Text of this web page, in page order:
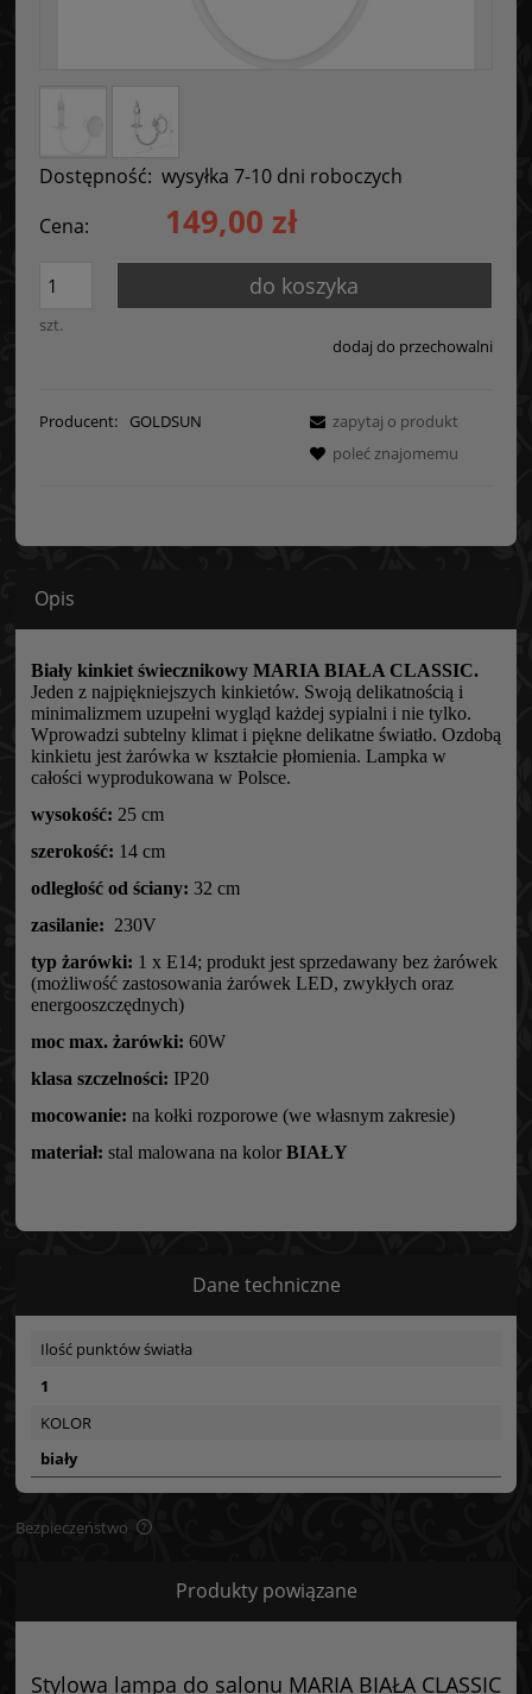
Dostępność: wysyłka 7-10 dni roboczych
Cena:
149,00 zł
szt.
do koszyka
dodaj do przechowalni
Producent: GOLDSUN
zapytaj o produkt
poleć znajomemu
Opis
Biały kinkiet świecznikowy MARIA BIAŁA CLASSIC.
Jeden z najpiękniejszych kinkietów. Swoją delikatnością i
minimalizmem uzupełni wygląd każdej sypialni i nie tylko.
Wprowadzi subtelny klimat i piękne delikatne światło. Ozdobą
kinkietu jest żarówka w kształcie płomienia. Lampka w
całości wyprodukowana w Polsce.
wysokość: 25 cm
szerokość: 14 cm
odległość od ściany: 32 cm
zasilanie: 230V
typ żarówki: 1 x E14; produkt jest sprzedawany bez żarówek
(możliwość zastosowania żarówek LED, zwykłych oraz
energooszczędnych)
moc max. żarówki: 60W
klasa szczelności: IP20
mocowanie: na kołki rozporowe (we własnym zakresie)
materiał: stal malowana na kolor BIAŁY
Dane techniczne
Ilość punktów światła
1
KOLOR
biały
Bezpieczeństwo
Certyfikaty i ostrzeżenie bezpieczeństwa
Produkty powiązane
Stylowa lampa do salonu MARIA BIAŁA CLASSIC